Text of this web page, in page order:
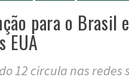
para o Brasil
EUA
12 circula nas